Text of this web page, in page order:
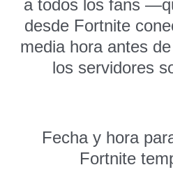
a todos los fans
desde Fortnite
media hora antes
los servidores
Fecha y hora
Fortnite